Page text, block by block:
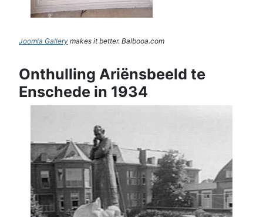
Joomla Gallery makes it better. Balbooa.com
Onthulling Ariënsbeeld te
Enschede in 1934